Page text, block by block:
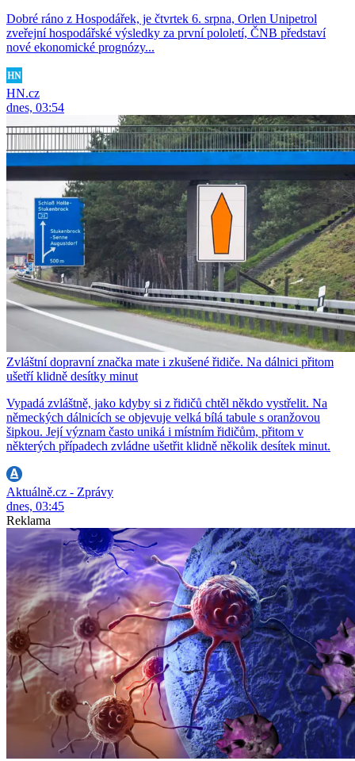
Dobré ráno z Hospodářek, je čtvrtek 6. srpna, Orlen Unipetrol
zveřejní hospodářské výsledky za první pololetí, ČNB představí
nové ekonomické prognózy...
HN.cz
dnes, 03:54
Zvláštní dopravní značka mate i zkušené řidiče. Na dálnici přitom
ušetří klidně desítky minut
Vypadá zvláštně, jako kdyby si z řidičů chtěl někdo vystřelit. Na
německých dálnicích se objevuje velká bílá tabule s oranžovou
šipkou. Její význam často uniká i místním řidičům, přitom v
některých případech zvládne ušetřit klidně několik desítek minut.
Aktuálně.cz - Zprávy
dnes, 03:45
Reklama